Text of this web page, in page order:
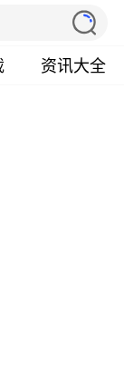
资讯大全